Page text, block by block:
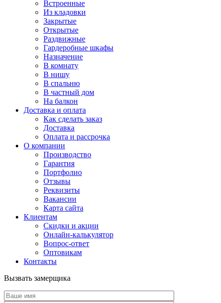
Встроенные
Из кладовки
Закрытые
Открытые
Раздвижные
Гардеробные шкафы
Назначение
В комнату
В нишу
В спальню
В частный дом
На балкон
Доставка и оплата
Как сделать заказ
Доставка
Оплата и рассрочка
О компании
Производство
Гарантия
Портфолио
Отзывы
Реквизиты
Вакансии
Карта сайта
Клиентам
Скидки и акции
Онлайн-калькулятор
Вопрос-ответ
Оптовикам
Контакты
Вызвать замерщика